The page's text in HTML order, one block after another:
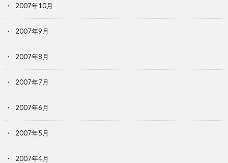
2007年10月
2007年9月
2007年8月
2007年7月
2007年6月
2007年5月
2007年4月